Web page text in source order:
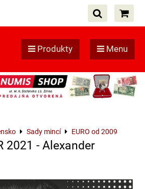
Produkty Menu
Sady mincí EURO od 2009
2021 - Alexander